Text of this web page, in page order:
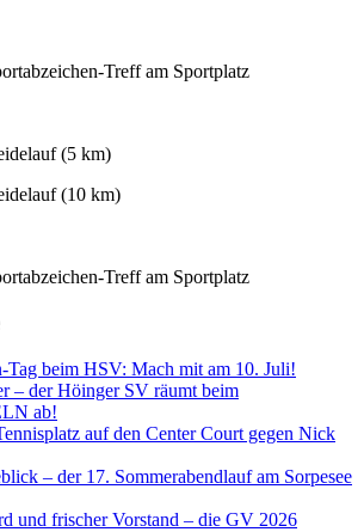
Treff am Sportplatz
(5 km)
(10 km)
Treff am Sportplatz
Tag beim HSV: Mach mit am 10. Juli!
– der Höinger SV räumt beim
ab!
auf den Center Court gegen Nick
– der 17. Sommerabendlauf am Sorpesee
und frischer Vorstand – die GV 2026